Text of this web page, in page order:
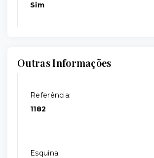
Sim
Outras Informações
Referência:
1182
Esquina: